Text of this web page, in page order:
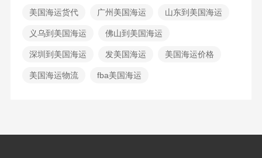
美国海运货代 广州美国海运 山东到美国海运
义乌到美国海运 佛山到美国海运
深圳到美国海运 发美国海运 美国海运价格
美国海运物流 fba美国海运